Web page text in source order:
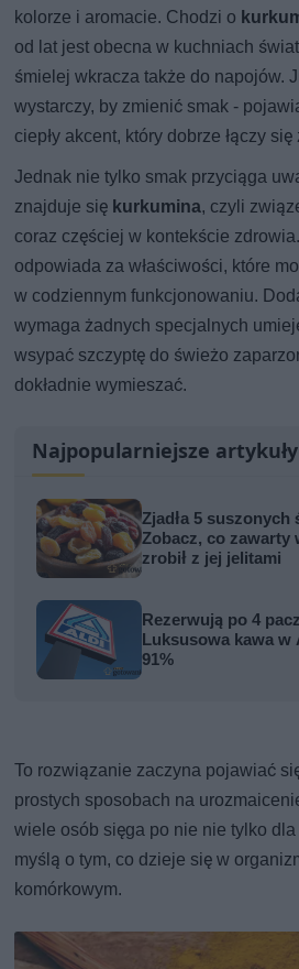
kolorze i aromacie. Chodzi o
od lat jest obecna w kuchniach
śmielej wkracza także do napojów.
wystarczy, by zmienić smak -
ciepły akcent, który dobrze łączy
Jednak nie tylko smak przyciąga
znajduje się kurkumina, czyli
coraz częściej w kontekście
odpowiada za właściwości, które
w codziennym funkcjonowaniu.
wymaga żadnych specjalnych
wsypać szczyptę do świeżo
dokładnie wymieszać.
Najpopularniejsze artykuły
Zjadła 5 suszonych
Zobacz, co zawarty
zrobił z jej jelitami
Rezerwują po 4
Luksusowa kawa w
91%
To rozwiązanie zaczyna pojawiać
prostych sposobach na
wiele osób sięga po nie nie tylko
myślą o tym, co dzieje się w
komórkowym.